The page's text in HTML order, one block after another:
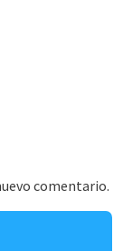
comentario.